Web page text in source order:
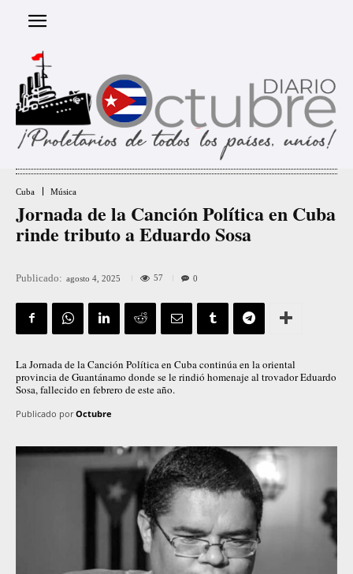
Cuba Música
Jornada de la Canción Política en Cuba
rinde tributo a Eduardo Sosa
Publicado: agosto 4, 2025 57 0
La Jornada de la Canción Política en Cuba continúa en la oriental
provincia de Guantánamo donde se le rindió homenaje al trovador Eduardo
Sosa, fallecido en febrero de este año.
Publicado por Octubre